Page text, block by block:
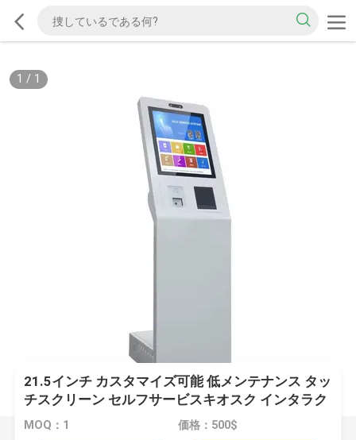
1 / 1
21.5インチ カスタマイズ可能 低メンテナンス タッ
チスクリーン セルフサービスキオスク インタラク
ティブキオスクシステム付き
MOQ：1 価格：500$